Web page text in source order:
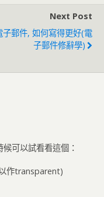
Next Post
子郵件, 如何寫得更好(電
子郵件修辭學)
可以試看看這個：
作transparent)